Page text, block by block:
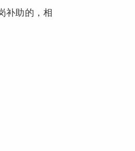
补助的，相